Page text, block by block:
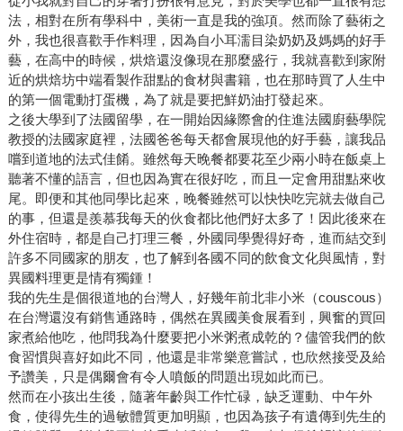
法，相對在所有學科中，美術一直是我的強項。然而除了藝術之
外，我也很喜歡手作料理，因為自小耳濡目染奶奶及媽媽的好手
藝，在高中的時候，烘焙還沒像現在那麼盛行，我就喜歡到家附
近的烘焙坊中端看製作甜點的食材與書籍，也在那時買了人生中
的第一個電動打蛋機，為了就是要把鮮奶油打發起來。
之後大學到了法國留學，在一開始因緣際會的住進法國廚藝學院
教授的法國家庭裡，法國爸爸每天都會展現他的好手藝，讓我品
嚐到道地的法式佳餚。雖然每天晚餐都要花至少兩小時在飯桌上
聽著不懂的語言，但也因為實在很好吃，而且一定會用甜點來收
尾。即便和其他同學比起來，晚餐雖然可以快快吃完就去做自己
的事，但還是羨慕我每天的伙食都比他們好太多了！因此後來在
外住宿時，都是自己打理三餐，外國同學覺得好奇，進而結交到
許多不同國家的朋友，也了解到各國不同的飲食文化與風情，對
異國料理更是情有獨鍾！
我的先生是個很道地的台灣人，好幾年前北非小米（couscous）
在台灣還沒有銷售通路時，偶然在異國美食展看到，興奮的買回
家煮給他吃，他問我為什麼要把小米粥煮成乾的？儘管我們的飲
食習慣與喜好如此不同，他還是非常樂意嘗試，也欣然接受及給
予讚美，只是偶爾會有令人噴飯的問題出現如此而已。
然而在小孩出生後，隨著年齡與工作忙碌，缺乏運動、中午外
食，使得先生的過敏體質更加明顯，也因為孩子有遺傳到先生的